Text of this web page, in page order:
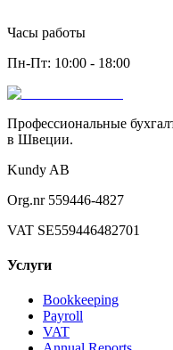
Часы работы
Пн-Пт: 10:00 - 18:00
Профессиональные
в Швеции.
Kundy AB
Org.nr 559446-4827
VAT SE559446482701
Услуги
Bookkeeping
Payroll
VAT